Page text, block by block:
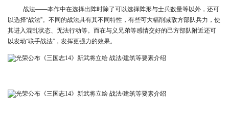
战法——本作中在选择出阵时除了可以选择阵形与士兵数量等以外，还可
以选择“战法”。不同的战法具有其不同特性，有些可大幅削减敌方部队兵力，使
其进入混乱状态、无法行动等。而在与义兄弟等感情交好的己方部队附近还可
以发动“联手战法”，发挥更强力的效果。